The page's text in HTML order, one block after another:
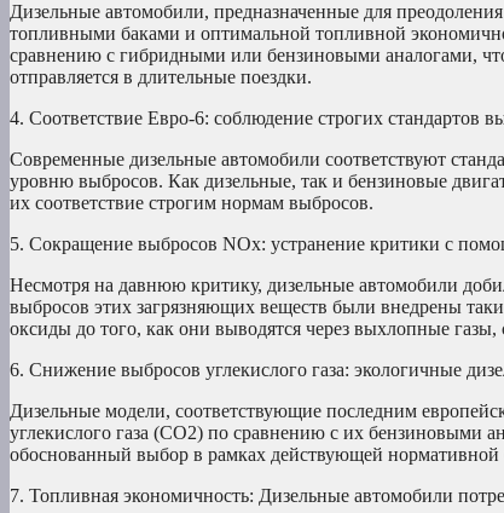
Дизельные автомобили, предназначенные для
топливными баками и оптимальной топливной
сравнению с гибридными или бензиновыми аналогами,
отправляется в длительные поездки.
4. Соответствие Евро-6: соблюдение строгих стандартов
Современные дизельные автомобили соответствуют
уровню выбросов. Как дизельные, так и бензиновые
их соответствие строгим нормам выбросов.
5. Сокращение выбросов NOx: устранение критики с
Несмотря на давнюю критику, дизельные автомобили
выбросов этих загрязняющих веществ были внедрены
оксиды до того, как они выводятся через выхлопные
6. Снижение выбросов углекислого газа: экологичные
Дизельные модели, соответствующие последним
углекислого газа (CO2) по сравнению с их бензиновыми
обоснованный выбор в рамках действующей нормативной
7. Топливная экономичность: Дизельные автомобили